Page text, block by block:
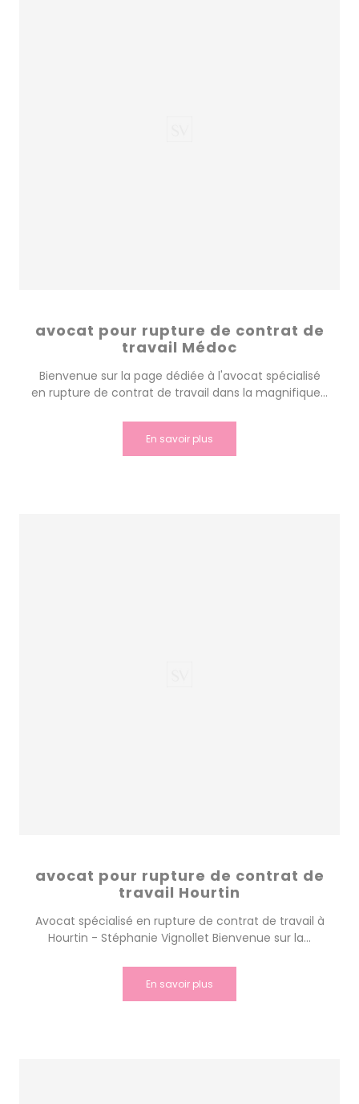
avocat pour rupture de contrat de
travail Médoc
Bienvenue sur la page dédiée à l'avocat spécialisé
en rupture de contrat de travail dans la magnifique...
En savoir plus
avocat pour rupture de contrat de
travail Hourtin
Avocat spécialisé en rupture de contrat de travail à
Hourtin - Stéphanie Vignollet Bienvenue sur la...
En savoir plus